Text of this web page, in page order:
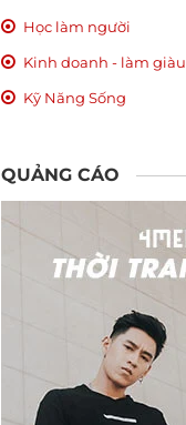
Học làm người
Kinh doanh - làm giàu
Kỹ Năng Sống
QUẢNG CÁO